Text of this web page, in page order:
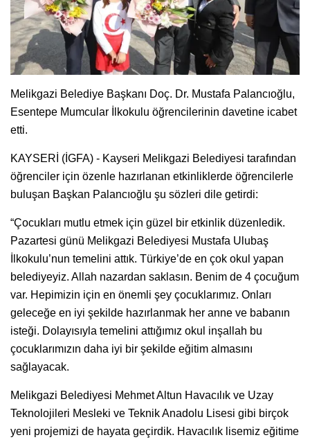
Melikgazi Belediye Başkanı Doç. Dr. Mustafa Palancıoğlu,
Esentepe Mumcular İlkokulu öğrencilerinin davetine icabet
etti.
KAYSERİ (İGFA) - Kayseri Melikgazi Belediyesi tarafından
öğrenciler için özenle hazırlanan etkinliklerde öğrencilerle
buluşan Başkan Palancıoğlu şu sözleri dile getirdi:
“Çocukları mutlu etmek için güzel bir etkinlik düzenledik.
Pazartesi günü Melikgazi Belediyesi Mustafa Ulubaş
İlkokulu’nun temelini attık. Türkiye’de en çok okul yapan
belediyeyiz. Allah nazardan saklasın. Benim de 4 çocuğum
var. Hepimizin için en önemli şey çocuklarımız. Onları
geleceğe en iyi şekilde hazırlanmak her anne ve babanın
isteği. Dolayısıyla temelini attığımız okul inşallah bu
çocuklarımızın daha iyi bir şekilde eğitim almasını
sağlayacak.
Melikgazi Belediyesi Mehmet Altun Havacılık ve Uzay
Teknolojileri Mesleki ve Teknik Anadolu Lisesi gibi birçok
yeni projemizi de hayata geçirdik. Havacılık lisemiz eğitime